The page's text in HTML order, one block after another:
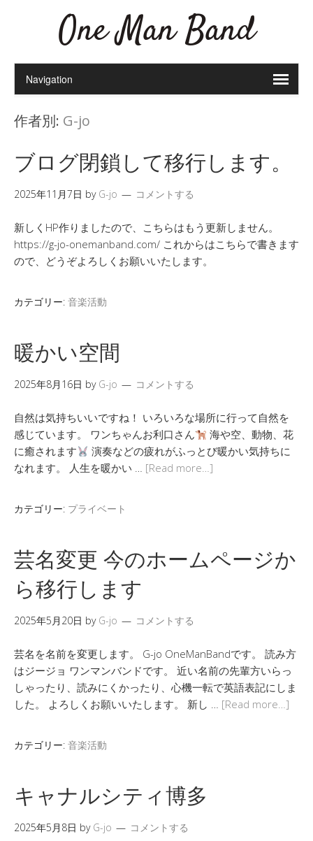
One Man Band
作者別: G-jo
ブログ閉鎖して移行します。
2025年11月7日 by G-jo コメントする
新しくHP作りましたので、こちらはもう更新しません。
https://g-jo-onemanband.com/ これからはこちらで書きます
ので、どうぞよろしくお願いいたします。
カテゴリー: 音楽活動
暖かい空間
2025年8月16日 by G-jo コメントする
自然は気持ちいいですね！ いろいろな場所に行って自然を
感じています。 ワンちゃんお利口さん
海や空、動物、花
に癒されます
演奏などの疲れがふっとび暖かい気持ちに
なれます。 人生を暖かい … [Read more…]
カテゴリー: プライベート
芸名変更 今のホームページか
ら移行します
2025年5月20日 by G-jo コメントする
芸名を名前を変更します。 G-jo OneManBandです。 読み方
はジージョ ワンマンバンドです。 近い名前の先輩方いらっ
しゃったり、読みにくかったり、心機一転で英語表記にしま
した。 よろしくお願いいたします。 新し … [Read more…]
カテゴリー: 音楽活動
キャナルシティ博多
2025年5月8日 by G-jo コメントする